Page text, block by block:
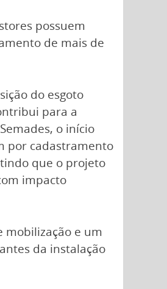
possuem
de mais de
do esgoto
para a
o início
por cadastramento
que o projeto
impacto
mobilização e um
da instalação